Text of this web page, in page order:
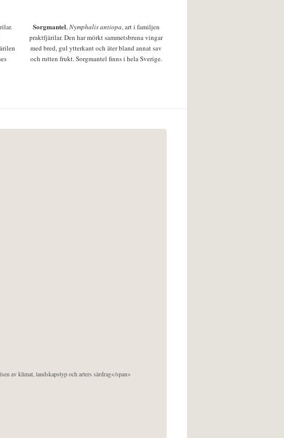
Sorgmantel,Nymphalis antiopa, art i familjen
praktfjärilar. Den har mörkt sammetsbruna vingar
med bred, gul ytterkant och äter bland annat sav
och rutten frukt. Sorgmantel finns i hela Sverige.
av klimat, landskapstyp och arters särdrag</span>